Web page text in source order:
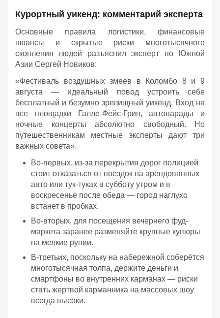
Курортный уикенд: комментарий эксперта
Основные правила логистики, финансовые
нюансы и скрытые риски многотысячного
скопления людей разъяснил эксперт по Южной
Азии Сергей Новиков:
«Фестиваль воздушных змеев в Коломбо 8 и 9
августа — идеальный повод устроить себе
бесплатный и безумно зрелищный уикенд. Вход на
все площадки Галле-Фейс-Грин, автопарады и
ночные концерты абсолютно свободный. Но
путешественникам местные эксперты дают три
важных совета».
Во-первых, из-за перекрытия дорог полицией
стоит отказаться от поездок на арендованных
авто или тук-туках в субботу утром и в
воскресенье после обеда — город наглухо
встанет в пробках.
Во-вторых, для посещения вечернего фуд-
маркета заранее разменяйте крупные купюры
на мелкие рупии.
В-третьих, поскольку на набережной соберётся
многотысячная толпа, держите деньги и
смартфоны во внутренних карманах — риски
стать жертвой карманника на массовых шоу
всегда высоки.